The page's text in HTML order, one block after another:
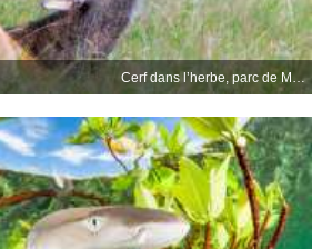
Cerf dans l’herbe, parc de Merlet, Haute-Savoie